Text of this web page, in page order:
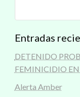
Entradas
DETENIDO
FEMINICIDIO EN
Alerta Amber